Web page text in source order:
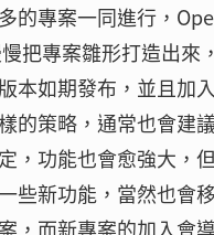
的專案一同進行，
把專案雛形打造出
本如期發布，並且加
的策略，通常也會建
，功能也會愈強大
些新功能，當然也會
，而新專案的加入會